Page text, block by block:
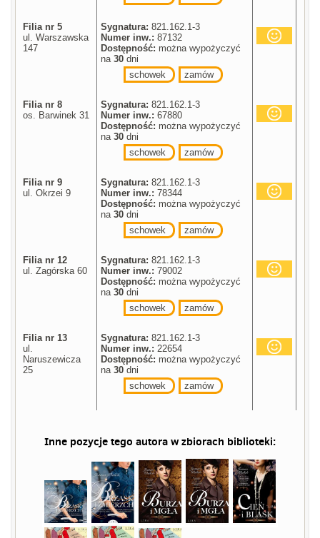
Filia nr 5
ul. Warszawska
147
Sygnatura: 821.162.1-3
Numer inw.: 87132
Dostępność: można wypożyczyć
na30 dni
schowek
zamów
Filia nr 8
os. Barwinek 31
Sygnatura: 821.162.1-3
Numer inw.: 67880
Dostępność: można wypożyczyć
na30 dni
schowek
zamów
Filia nr 9
ul. Okrzei 9
Sygnatura: 821.162.1-3
Numer inw.: 78344
Dostępność: można wypożyczyć
na30 dni
schowek
zamów
Filia nr 12
ul. Zagórska 60
Sygnatura: 821.162.1-3
Numer inw.: 79002
Dostępność: można wypożyczyć
na30 dni
schowek
zamów
Filia nr 13
ul.
Naruszewicza
25
Sygnatura: 821.162.1-3
Numer inw.: 22654
Dostępność: można wypożyczyć
na30 dni
schowek
zamów
Inne pozycje tego autora w zbiorach biblioteki: